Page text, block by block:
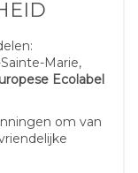
Marie,
Ecolabel
om van